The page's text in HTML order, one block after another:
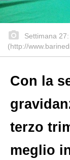
Settimana
(http://
Con la
terzo
meglio